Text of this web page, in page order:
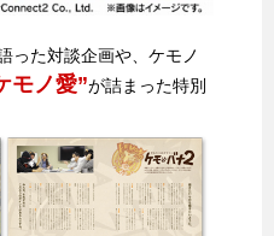
った対談企画や、ケモノ
モノ愛”が詰まった特別